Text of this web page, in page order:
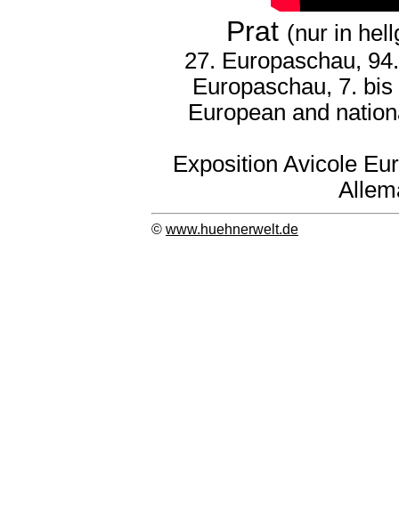
Prat (nur in
27. Europaschau,
Europaschau, 7.
European and
Exposition Avicole
© www.huehnerwelt.de